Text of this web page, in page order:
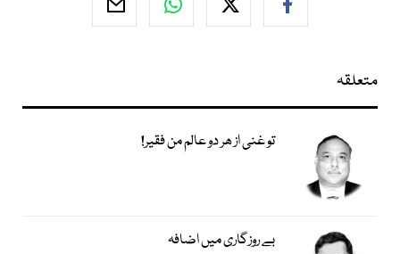
متعلقہ
تو غنی از ھر دو عالم من فقیر!
بے روزگاری میں اضافہ